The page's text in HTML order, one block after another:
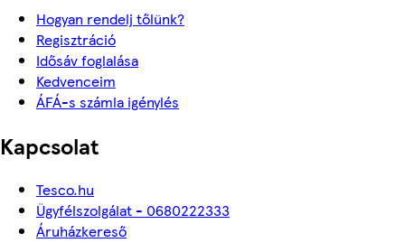
Hogyan rendelj tőlünk?
Regisztráció
Idősáv foglalása
Kedvenceim
ÁFÁ-s számla igénylés
Kapcsolat
Tesco.hu
Ügyfélszolgálat - 0680222333
Áruházkereső